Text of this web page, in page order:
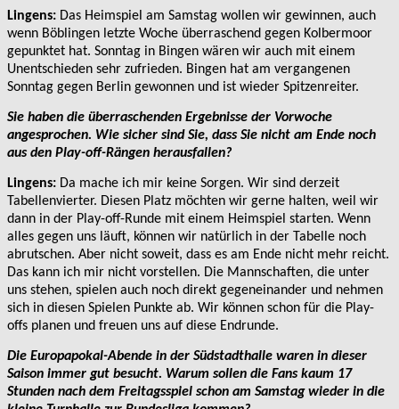
Lingens: Das Heimspiel am Samstag wollen wir gewinnen, auch
wenn Böblingen letzte Woche überraschend gegen Kolbermoor
gepunktet hat. Sonntag in Bingen wären wir auch mit einem
Unentschieden sehr zufrieden. Bingen hat am vergangenen
Sonntag gegen Berlin gewonnen und ist wieder Spitzenreiter.
Sie haben die überraschenden Ergebnisse der Vorwoche
angesprochen. Wie sicher sind Sie, dass Sie nicht am Ende noch
aus den Play-off-Rängen herausfallen?
Lingens: Da mache ich mir keine Sorgen. Wir sind derzeit
Tabellenvierter. Diesen Platz möchten wir gerne halten, weil wir
dann in der Play-off-Runde mit einem Heimspiel starten. Wenn
alles gegen uns läuft, können wir natürlich in der Tabelle noch
abrutschen. Aber nicht soweit, dass es am Ende nicht mehr reicht.
Das kann ich mir nicht vorstellen. Die Mannschaften, die unter
uns stehen, spielen auch noch direkt gegeneinander und nehmen
sich in diesen Spielen Punkte ab. Wir können schon für die Play-
offs planen und freuen uns auf diese Endrunde.
Die Europapokal-Abende in der Südstadthalle waren in dieser
Saison immer gut besucht. Warum sollen die Fans kaum 17
Stunden nach dem Freitagsspiel schon am Samstag wieder in die